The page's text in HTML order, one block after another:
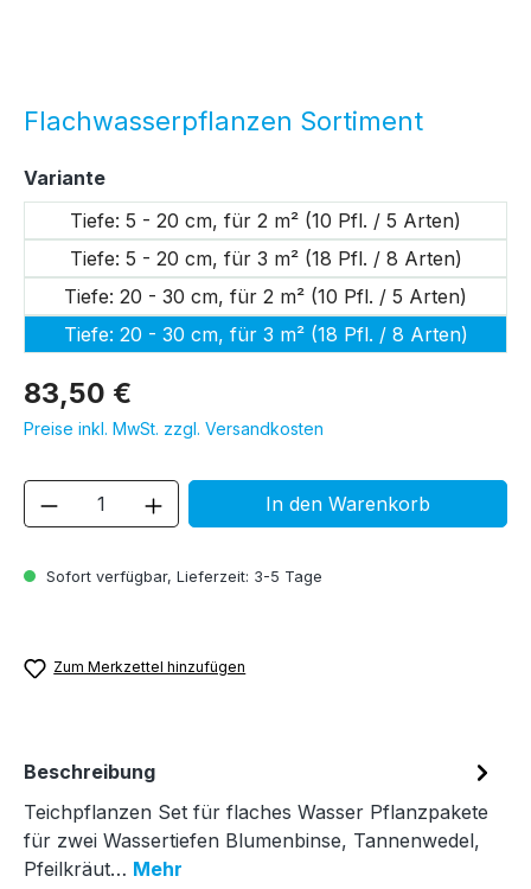
Flachwasserpflanzen Sortiment
83,50 €
Preise inkl. MwSt. zzgl. Versandkosten
Sofort verfügbar, Lieferzeit: 3-5 Tage
Varianteauswählen
Tiefe: 5 - 20 cm, für 2 m² (10 Pfl. / 5 Arten)
Tiefe: 5 - 20 cm, für 3 m² (18 Pfl. / 8 Arten)
Tiefe: 20 - 30 cm, für 2 m² (10 Pfl. / 5 Arten)
Tiefe: 20 - 30 cm, für 3 m² (18 Pfl. / 8 Arten)
Produkt Anzahl: Gib denIn den Warenkorb
Zum Merkzettel hinzufügen
Beschreibung
Teichpflanzen Set für flaches Wasser Pflanzpakete
für zwei Wassertiefen Blumenbinse, Tannenwedel,
Pfeilkräut… Mehr